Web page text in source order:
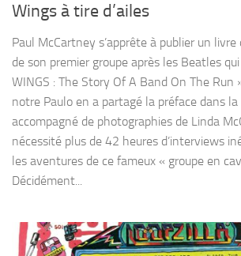
Wings à tire d’ailes
Paul McCartney s’apprête à publier un livre
de son premier groupe après les Beatles
WINGS : The Story Of A Band On The Run
notre Paulo en a partagé la préface dans la
accompagné de photographies de Linda
nécessité plus de 42 heures d’interviews
les aventures de ce fameux « groupe en
Décidément...